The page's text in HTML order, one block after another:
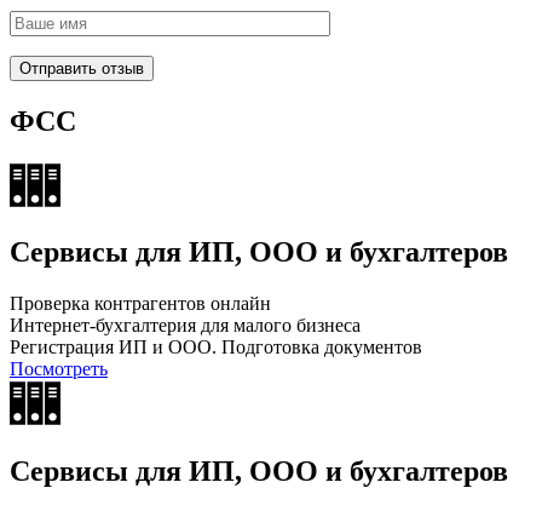
ФСС
Сервисы для ИП, ООО и бухгалтеров
Проверка контрагентов онлайн
Интернет-бухгалтерия для малого бизнеса
Регистрация ИП и ООО. Подготовка документов
Посмотреть
Сервисы для ИП, ООО и бухгалтеров